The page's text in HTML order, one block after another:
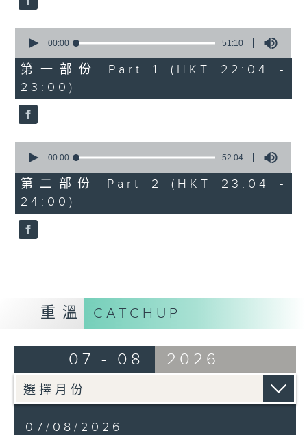
seconds
seconds
51
minutes,
10
seconds
00:00 51:10
第一部份 Part 1 (HKT 22:04 -
23:00)
seconds
52
minutes,
4
seconds
00:00 52:04
第二部份 Part 2 (HKT 23:04 -
24:00)
重溫 CATCHUP
07 - 08 2026
07/08/2026